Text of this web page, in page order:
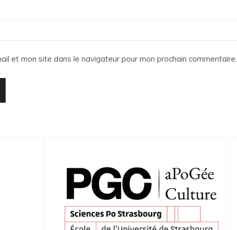
et mon site dans le navigateur pour mon prochain commentaire.